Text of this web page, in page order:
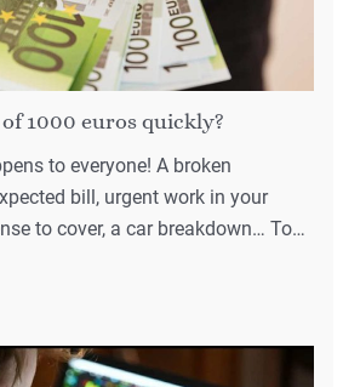
1000 euros quickly?
to everyone! A broken
bill, urgent work in your
to cover, a car breakdown… To…